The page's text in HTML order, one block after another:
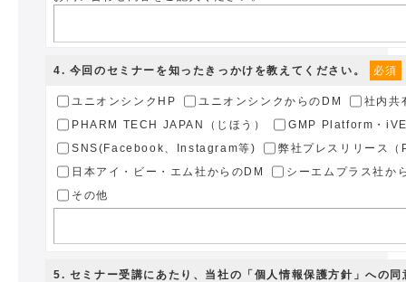
4. 今回のセミナーを知ったきっかけを教えてください。 必須
ユニオンシンクHP ユニオンシンクからのDM
社内共
PHARM TECH JAPAN（じほう）
GMP Platform・
SNS(Facebook、Instagram等)
弊社プレスリリース
日本アイ・ビー・エム社からのDM
シーエムプラス社か
その他
5. セミナー受講にあたり、当社の 「個人情報保護方針」への